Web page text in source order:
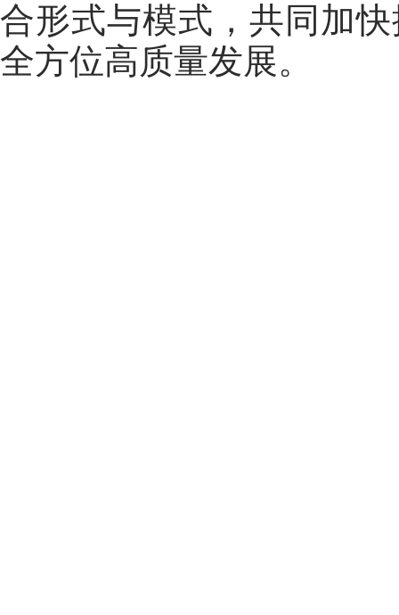
合形式与模式，共同加
全方位高质量发展。